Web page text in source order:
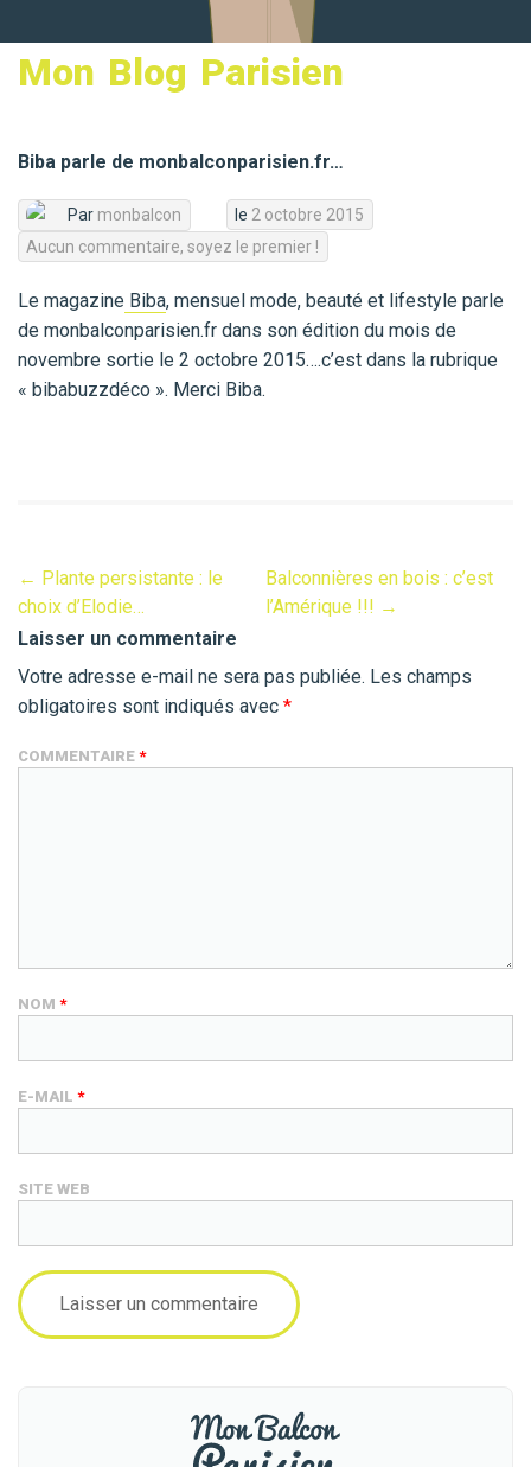
Mon Blog Parisien
Biba parle de monbalconparisien.fr…
Par monbalcon le 2 octobre 2015
Aucun commentaire, soyez le premier !
Le magazine Biba, mensuel mode, beauté et lifestyle parle
de monbalconparisien.fr dans son édition du mois de
novembre sortie le 2 octobre 2015….c’est dans la rubrique
« bibabuzzdéco ». Merci Biba.
← Plante persistante : le
choix d’Elodie…
Balconnières en bois : c’est
l’Amérique !!! →
Laisser un commentaire
Votre adresse e-mail ne sera pas publiée. Les champs
obligatoires sont indiqués avec *
COMMENTAIRE *
NOM *
E-MAIL *
SITE WEB